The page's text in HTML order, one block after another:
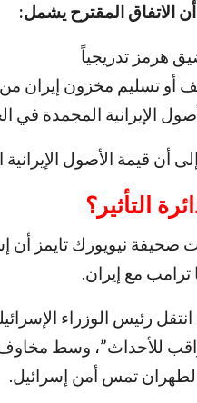
الاتفاق المقترح يشمل:
هرمز تدريجياً
أو تسليم مخزون إيران من
الإيرانية المجمدة في
الأصول الإيرانية المجمدة
التأثير؟
صحيفة نيويورك تايمز
ترامب مع إيران.
رئيس الوزراء
للأحداث”، وسط
لطهران تمس أمن إسرائيل.